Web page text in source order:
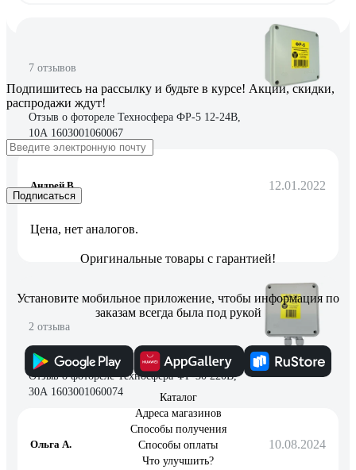
7 отзывов
Отзыв о фотореле Техносфера ФР-5 12-24В,
10А 1603001060067
Андрей В. 12.01.2022
Цена, нет аналогов.
2 отзыва
Отзыв о фотореле Техносфера ФР-30 220В,
30А 1603001060074
Ольга А. 10.08.2024
Подпишитесь на рассылку и будьте в курсе! Акции, скидки,
распродажи ждут!
Подписаться
Оригинальные товары с гарантией!
Установите мобильное приложение, чтобы информация по
заказам всегда была под рукой
Каталог
Адреса магазинов
Способы получения
Способы оплаты
Что улучшить?